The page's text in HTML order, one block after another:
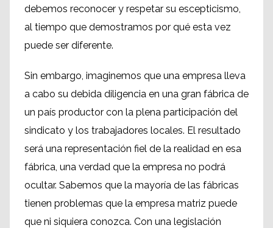
debemos reconocer y respetar su escepticismo,
al tiempo que demostramos por qué esta vez
puede ser diferente.
Sin embargo, imaginemos que una empresa lleva
a cabo su debida diligencia en una gran fábrica de
un país productor con la plena participación del
sindicato y los trabajadores locales. El resultado
será una representación fiel de la realidad en esa
fábrica, una verdad que la empresa no podrá
ocultar. Sabemos que la mayoría de las fábricas
tienen problemas que la empresa matriz puede
que ni siquiera conozca. Con una legislación